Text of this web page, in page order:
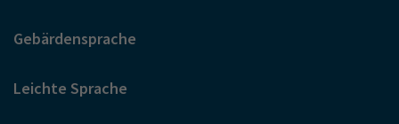
Gebärdensprache
Leichte Sprache